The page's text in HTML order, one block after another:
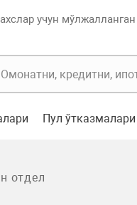
учун
Пул ўтказмалари
отдел